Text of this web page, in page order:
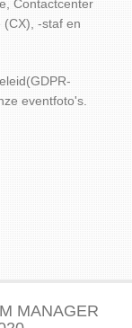
Contactcenter
(CX), -staf en
eventfoto's.
MANAGER